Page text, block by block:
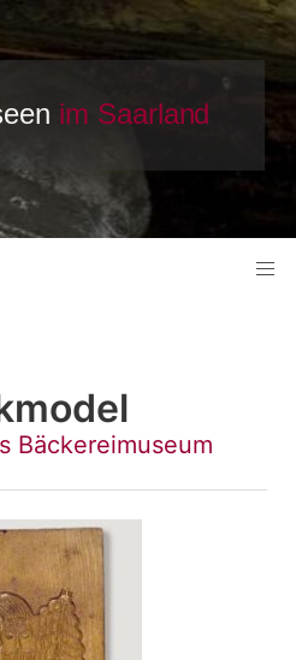
Bäckereimuseum